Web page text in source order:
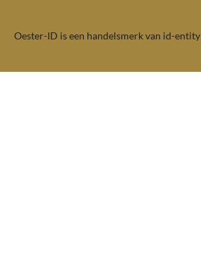
Oester-ID is een handelsmerk van id-entity